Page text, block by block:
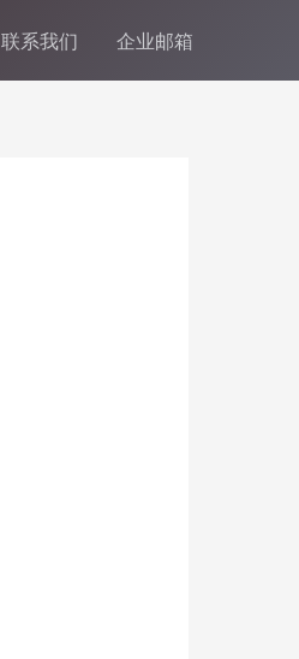
联系我们 企业邮箱